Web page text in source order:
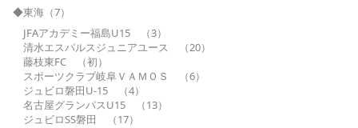
◆東海（7）
JFAアカデミー福島U15 （3）
清水エスパルスジュニアユース （20）
藤枝東FC （初）
スポーツクラブ岐阜ＶＡＭＯＳ （6）
ジュビロ磐田U-15 （4）
名古屋グランパスU15 （13）
ジュビロSS磐田 （17）